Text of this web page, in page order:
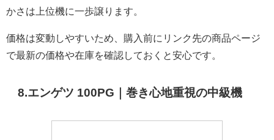
かさは上位機に一歩譲ります。
価格は変動しやすいため、購入前にリンク先の商品ページ
で最新の価格や在庫を確認しておくと安心です。
8.エンゲツ 100PG｜巻き心地重視の中級機